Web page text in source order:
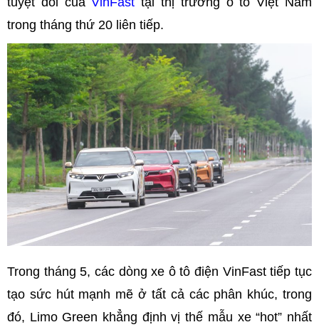
trong tháng thứ 20 liên tiếp.
Trong tháng 5, các dòng xe ô tô điện VinFast tiếp tục
tạo sức hút mạnh mẽ ở tất cả các phân khúc, trong
đó, Limo Green khẳng định vị thế mẫu xe “hot” nhất